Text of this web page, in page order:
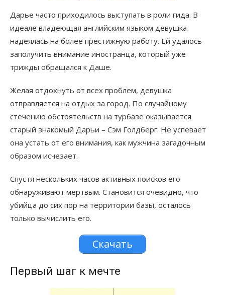
Дарье часто приходилось выступать в роли гида. В
идеале владеющая английским языком девушка
надеялась на более престижную работу. Ей удалось
заполучить внимание иностранца, который уже
трижды обращался к Даше.
Желая отдохнуть от всех проблем, девушка
отправляется на отдых за город. По случайному
стечению обстоятельств на турбазе оказывается
старый знакомый Дарьи – Сэм Голдберг. Не успевает
она устать от его внимания, как мужчина загадочным
образом исчезает.
Спустя нескольких часов активных поисков его
обнаруживают мертвым. Становится очевидно, что
убийца до сих пор на территории базы, осталось
только вычислить его.
Скачать
Первый шаг к мечте